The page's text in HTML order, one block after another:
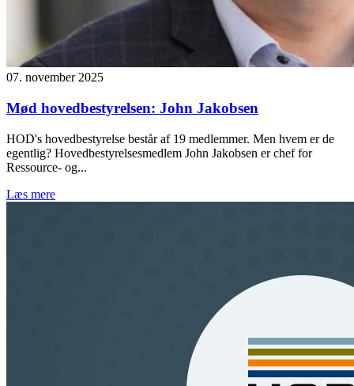
07. november 2025
Mød hovedbestyrelsen: John Jakobsen
HOD's hovedbestyrelse består af 19 medlemmer. Men hvem er de
egentlig? Hovedbestyrelsesmedlem John Jakobsen er chef for
Ressource- og...
Læs mere